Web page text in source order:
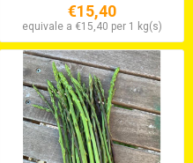
€15,40
equivale a €15,40 per 1 kg(s)